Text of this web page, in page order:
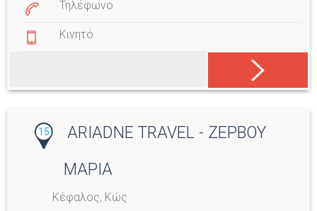
Τηλέφωνο
Κινητό
15
ARIADNE TRAVEL - ΖΕΡΒΟΥ
ΜΑΡΙΑ
Κέφαλος, Κώς